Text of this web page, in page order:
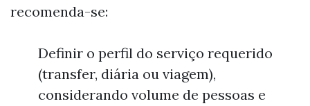
recomenda-se:
Definir o perfil do serviço requerido
(transfer, diária ou viagem),
considerando volume de pessoas e